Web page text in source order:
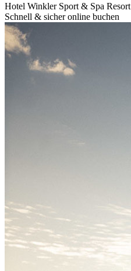
Hotel Winkler Sport & Spa Resort
Schnell & sicher online buchen